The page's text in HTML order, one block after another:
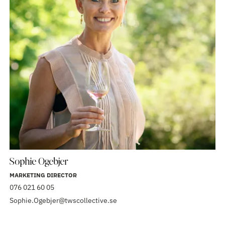
Sophie Ogebjer
MARKETING DIRECTOR
076 021 60 05
Sophie.Ogebjer@twscollective.se